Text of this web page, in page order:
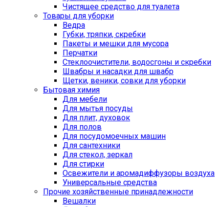
Чистящее средство для туалета
Товары для уборки
Ведра
Губки, тряпки, скребки
Пакеты и мешки для мусора
Перчатки
Стеклоочистители, водосгоны и скребки
Швабры и насадки для швабр
Щетки, веники, совки для уборки
Бытовая химия
Для мебели
Для мытья посуды
Для плит, духовок
Для полов
Для посудомоечных машин
Для сантехники
Для стекол, зеркал
Для стирки
Освежители и аромадиффузоры воздуха
Универсальные средства
Прочие хозяйственные принадлежности
Вешалки